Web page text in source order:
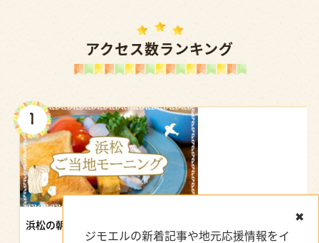
アクセス数ランキング
浜松の朝食！朝から元気が出るご当地モーニング11選！
✖
ジモエルの新着記事や地元応援情報をイ